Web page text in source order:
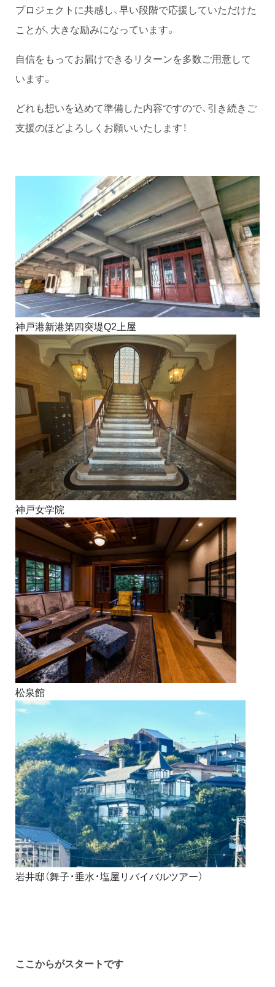
プロジェクトに共感し、早い段階で応援していただけた
ことが、大きな励みになっています。
自信をもってお届けできるリターンを多数ご用意して
います。
どれも想いを込めて準備した内容ですので、引き続きご
支援のほどよろしくお願いいたします！
神戸港新港第四突堤Q2上屋
神戸女学院
松泉館
岩井邸（舞子・垂水・塩屋リバイバルツアー）
ここからがスタートです